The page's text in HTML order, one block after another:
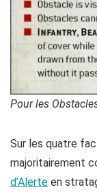
Pour les
Sur les quatre
majoritairement
d’Alerte en